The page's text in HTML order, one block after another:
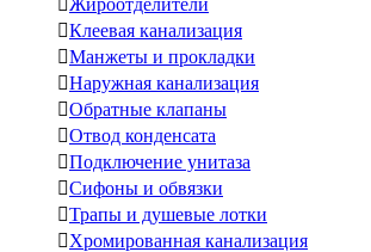
Жироотделители
Клеевая канализация
Манжеты и прокладки
Наружная канализация
Обратные клапаны
Отвод конденсата
Подключение унитаза
Сифоны и обвязки
Трапы и душевые лотки
Хромированная канализация